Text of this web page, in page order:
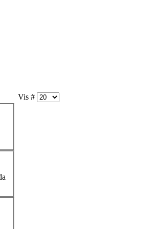
Vis #